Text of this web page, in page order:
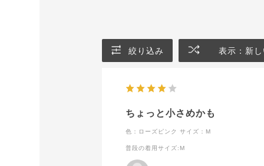
絞り込み 表示：新
ちょっと小さめかも
色：ローズピンク サイズ：M
普段の着用サイズ:M